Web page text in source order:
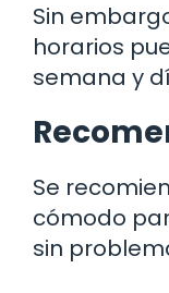
Sin
horarios
semana y
Se
cómodo
sin